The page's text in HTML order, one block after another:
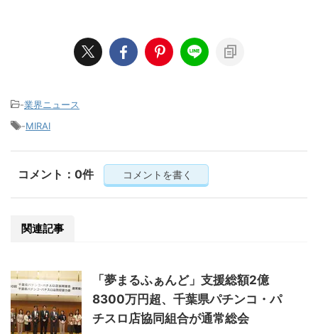
-業界ニュース
-MIRAI
コメント：0件 コメントを書く
関連記事
「夢まるふぁんど」支援総額2億
8300万円超、千葉県パチンコ・パ
チスロ店協同組合が通常総会